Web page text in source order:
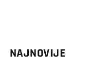
NAJNOVIJE